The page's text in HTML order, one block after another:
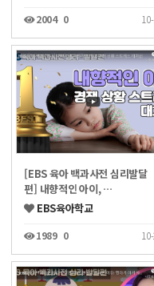
2004 0
[EBS 육아 백과사전 심리발달
편] 내향적인 아이, …
EBS육아학교
1989 0